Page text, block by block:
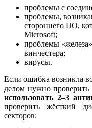
проблемы с
проблемы,
стороннего ПО,
Microsoft;
проблемы
винчестера;
вирусы.
Если ошибка возникла
делом нужно проверить
использовать 2–3
проверить жёсткий
секторов: